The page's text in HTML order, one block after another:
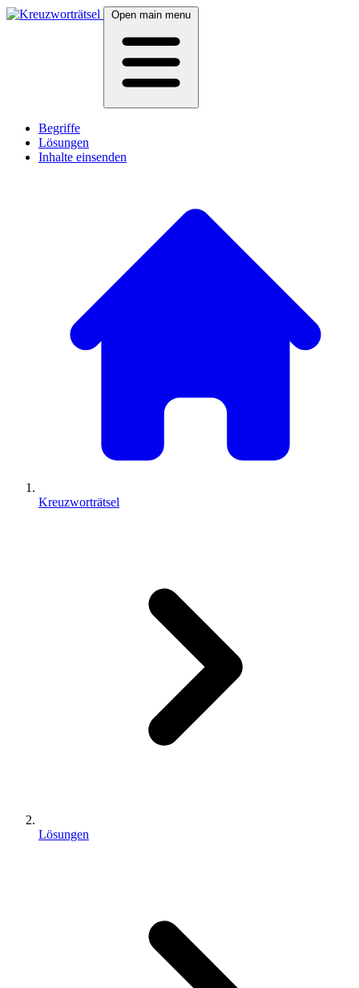
Open main menu
Begriffe
Lösungen
Inhalte einsenden
Kreuzworträtsel
Lösungen